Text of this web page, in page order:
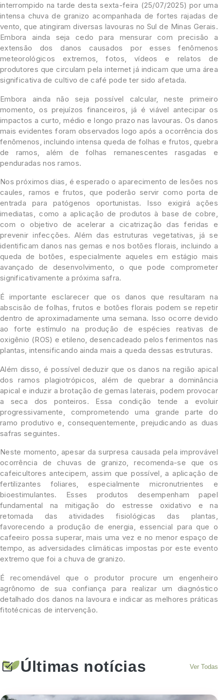
interrompido na tarde desta sexta-feira (25/07/2025) por uma
intensa chuva de granizo acompanhada de fortes rajadas de
vento, que atingiram diversas lavouras no Sul de Minas Gerais.
Embora ainda seja cedo para mensurar com precisão a
extensão dos danos causados por esses fenômenos
meteorológicos extremos, fotos, vídeos e relatos de
produtores que circulam pela internet já indicam que uma área
significativa de cultivo de café pode ter sido afetada.
Embora ainda não seja possível calcular, neste primeiro
momento, os prejuízos financeiros, já é viável antecipar os
impactos a curto, médio e longo prazo nas lavouras. Os danos
mais evidentes foram observados logo após a ocorrência dos
fenômenos, incluindo intensa queda de folhas e frutos, quebra
de ramos, além de folhas remanescentes rasgadas e
penduradas nos ramos.
Nos próximos dias, é esperado o aparecimento de lesões nos
caules, ramos e frutos, que poderão servir como porta de
entrada para patógenos oportunistas. Isso exigirá ações
imediatas, como a aplicação de produtos à base de cobre,
com o objetivo de acelerar a cicatrização das feridas e
prevenir infecções. Além das estruturas vegetativas, já se
identificam danos nas gemas e nos botões florais, incluindo a
queda de botões, especialmente aqueles em estágio mais
avançado de desenvolvimento, o que pode comprometer
significativamente a próxima safra.
É importante esclarecer que os danos que resultaram na
abscisão de folhas, frutos e botões florais podem se repetir
dentro de aproximadamente uma semana. Isso ocorre devido
ao forte estímulo na produção de espécies reativas de
oxigênio (ROS) e etileno, desencadeado pelos ferimentos nas
plantas, intensificando ainda mais a queda dessas estruturas.
Além disso, é possível deduzir que os danos na região apical
dos ramos plagiotrópicos, além de quebrar a dominância
apical e induzir a brotação de gemas laterais, podem provocar
a seca dos ponteiros. Essa condição tende a evoluir
progressivamente, comprometendo uma grande parte do
ramo produtivo e, consequentemente, prejudicando as duas
safras seguintes.
Neste momento, apesar da surpresa causada pela improvável
ocorrência de chuvas de granizo, recomenda-se que os
cafeicultores antecipem, assim que possível, a aplicação de
fertilizantes foliares, especialmente micronutrientes e
bioestimulantes. Esses produtos desempenham papel
fundamental na mitigação do estresse oxidativo e na
retomada das atividades fisiológicas das plantas,
favorecendo a produção de energia, essencial para que o
cafeeiro possa superar, mais uma vez e no menor espaço de
tempo, as adversidades climáticas impostas por este evento
extremo que foi a chuva de granizo.
É recomendável que o produtor procure um engenheiro
agrônomo de sua confiança para realizar um diagnóstico
detalhado dos danos na lavoura e indicar as melhores práticas
fitotécnicas de intervenção.
Últimas notícias Ver Todas